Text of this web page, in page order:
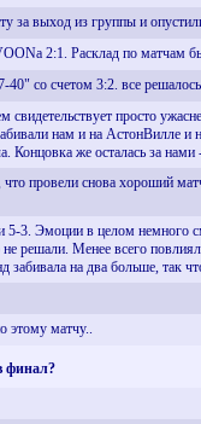
за выход из группы и
2:1. Расклад по матчам
со счетом 3:2. все
просто
нам и на АстонВилле и
же осталась за
провели снова хороший
3. Эмоции в целом
Менее всего
забивала на два больше, так
этому матчу..
финал?